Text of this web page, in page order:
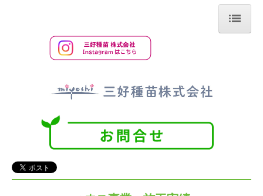
中山本店
羽沢支店
中山農場
ハウス事業・施工実績